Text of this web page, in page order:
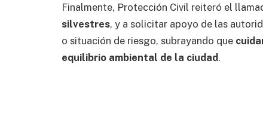
Finalmente, Protección Civil reiteró el
silvestres, y a solicitar apoyo de las
o situación de riesgo, subrayando que
equilibrio ambiental de la ciudad.